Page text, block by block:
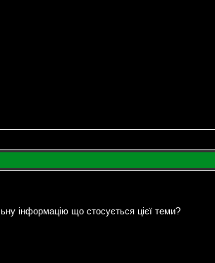
інформацію що стосується цієї теми?